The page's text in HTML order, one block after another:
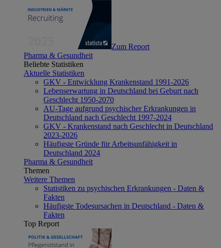
Zum Report
Pharma & Gesundheit
Beliebte Statistiken
Aktuelle Statistiken
GKV - Entwicklung Krankenstand 1991-2026
Lebenserwartung in Deutschland bei Geburt nach
Geschlecht 1950-2070
AU-Tage aufgrund psychischer Erkrankungen in
Deutschland nach Geschlecht 1997-2024
GKV - Krankenstand nach Geschlecht in Deutschland
2023-2026
Häufigste Gründe für Arbeitsunfähigkeit in
Deutschland 2024
Pharma & Gesundheit
Themen
Weitere Themen
Statistiken zu psychischen Erkrankungen - Daten &
Fakten
Häufigste Todesursachen in Deutschland - Daten &
Fakten
Top Report